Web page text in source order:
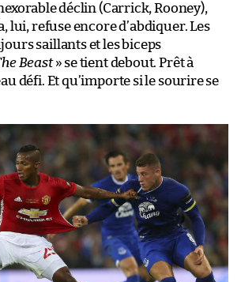
déclin (Carrick, Rooney),
lui, refuse encore d’abdiquer. Les
saillants et les biceps
Beast» se tient debout. Prêt à
défi. Et qu’importe si le sourire se